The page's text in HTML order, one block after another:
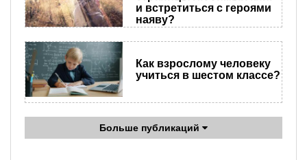
и встретиться с героями
наяву?
Как взрослому человеку
учиться в шестом классе?
Больше публикаций